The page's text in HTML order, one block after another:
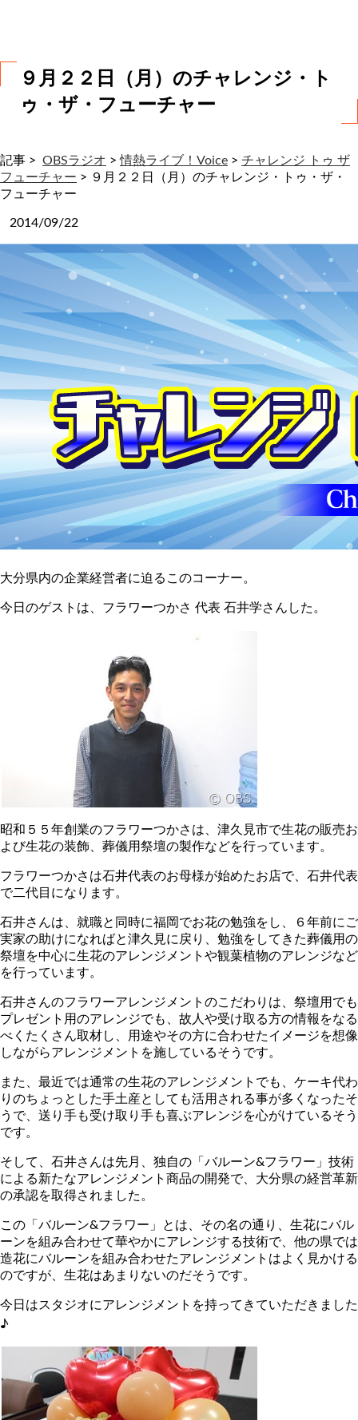
９月２２日（月）のチャレンジ・ト
ゥ・ザ・フューチャー
記事 > OBSラジオ >情熱ライブ！Voice > チャレンジ トゥ ザ
フューチャー > ９月２２日（月）のチャレンジ・トゥ・ザ・
フューチャー
2014/09/22
大分県内の企業経営者に迫るこのコーナー。
今日のゲストは、フラワーつかさ 代表 石井学さんした。
昭和５５年創業のフラワーつかさは、津久見市で生花の販売お
よび生花の装飾、葬儀用祭壇の製作などを行っています。
フラワーつかさは石井代表のお母様が始めたお店で、石井代表
で二代目になります。
石井さんは、就職と同時に福岡でお花の勉強をし、６年前にご
実家の助けになればと津久見に戻り、勉強をしてきた葬儀用の
祭壇を中心に生花のアレンジメントや観葉植物のアレンジなど
を行っています。
石井さんのフラワーアレンジメントのこだわりは、祭壇用でも
プレゼント用のアレンジでも、故人や受け取る方の情報をなる
べくたくさん取材し、用途やその方に合わせたイメージを想像
しながらアレンジメントを施しているそうです。
また、最近では通常の生花のアレンジメントでも、ケーキ代わ
りのちょっとした手土産としても活用される事が多くなったそ
うで、送り手も受け取り手も喜ぶアレンジを心がけているそう
です。
そして、石井さんは先月、独自の「バルーン&フラワー」技術
による新たなアレンジメント商品の開発で、大分県の経営革新
の承認を取得されました。
この「バルーン&フラワー」とは、その名の通り、生花にバル
ーンを組み合わせて華やかにアレンジする技術で、他の県では
造花にバルーンを組み合わせたアレンジメントはよく見かける
のですが、生花はあまりないのだそうです。
今日はスタジオにアレンジメントを持ってきていただきました
♪